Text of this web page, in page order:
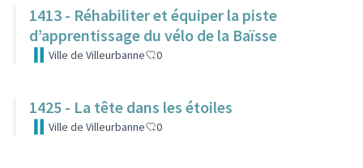
1413 - Réhabiliter et équiper la piste
d’apprentissage du vélo de la Baïsse
Ville de Villeurbanne 0
1425 - La tête dans les étoiles
Ville de Villeurbanne 0